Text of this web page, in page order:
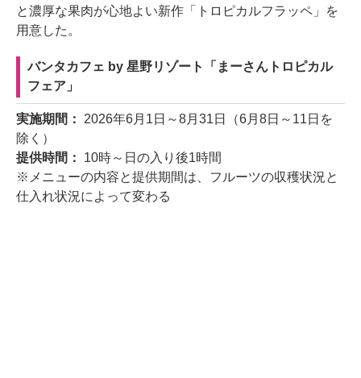
と濃厚な果肉が心地よい新作「トロピカルフラッペ」を
用意した。
バンタカフェ by 星野リゾート「まーさんトロピカル
フェア」
実施期間： 2026年6月1日～8月31日（6月8日～11日を
除く）
提供時間： 10時～日の入り後1時間
※メニューの内容と提供期間は、フルーツの収穫状況と
仕入れ状況によって変わる